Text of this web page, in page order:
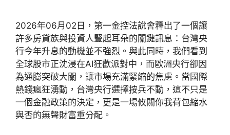
2026年06月02日，第一金控法說會釋出了一個讓
許多房貸族與投資人豎起耳朵的關鍵訊息：台灣央
行今年升息的動機並不強烈。與此同時，我們看到
全球股市正沈浸在AI狂歡派對中，而歐洲央行卻因
為通膨突破大關，讓市場充滿緊縮的焦慮。當國際
熱錢瘋狂湧動，台灣央行選擇按兵不動，這不只是
一個金融政策的決定，更是一場攸關你我荷包縮水
與否的無聲財富重分配。